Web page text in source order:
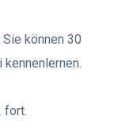
können 30
fort.